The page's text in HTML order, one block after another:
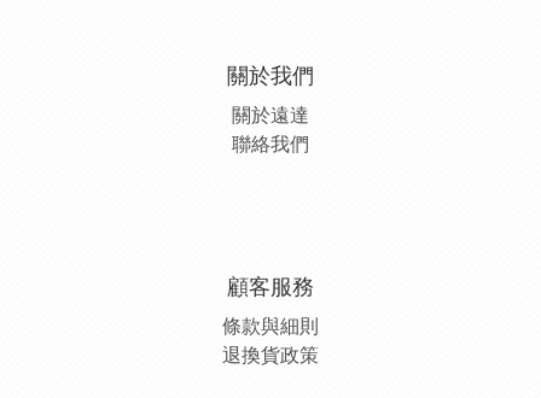
關於我們
關於遠達
聯絡我們
顧客服務
條款與細則
退換貨政策